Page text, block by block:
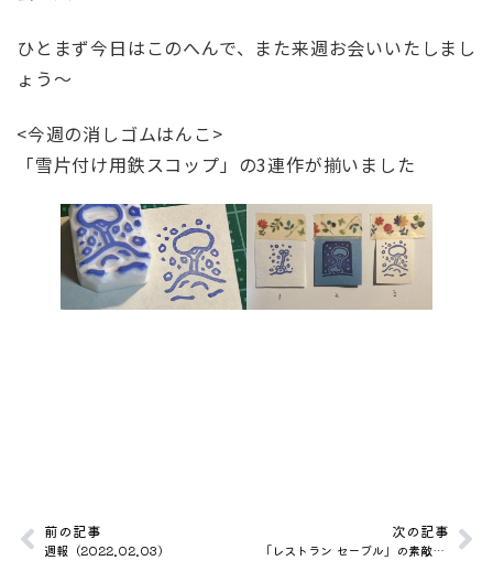
ひとまず今日はこのへんで、また来週お会いいたしまし
ょう～
<今週の消しゴムはんこ>
「雪片付け用鉄スコップ」の3連作が揃いました
前の記事
週報（2022.02.03）
次の記事
「レストラン セーブル」の素敵さはあまねく広まらなければならない